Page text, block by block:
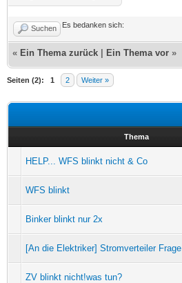
Suchen Es bedanken sich:
« Ein Thema zurück Ein Thema vor »
Seiten (2): 1 2 Weiter »
Thema
HELP... WFS blinkt nicht & Co
WFS blinkt
Binker blinkt nur 2x
[An die Elektriker] Stromverteiler Frage
ZV blinkt nicht!was tun?